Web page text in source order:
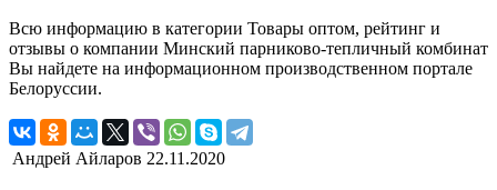
Всю информацию в категории Товары оптом, рейтинг и
отзывы о компании Минский парниково-тепличный комбинат
Вы найдете на информационном производственном портале
Белоруссии.
Андрей Айларов 22.11.2020